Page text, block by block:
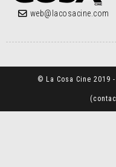
web@lacosacine.com
© La Cosa Cine 2019
(